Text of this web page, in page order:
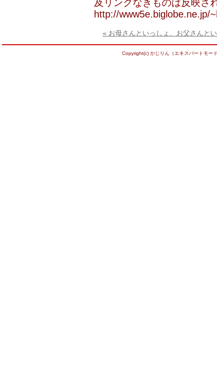
及リンクなきものは反映さ
http://www5e.biglobe.ne.jp/
« お母さんといっしょ、お父さんと
Copyright(c) かじりん（エキスパートモー